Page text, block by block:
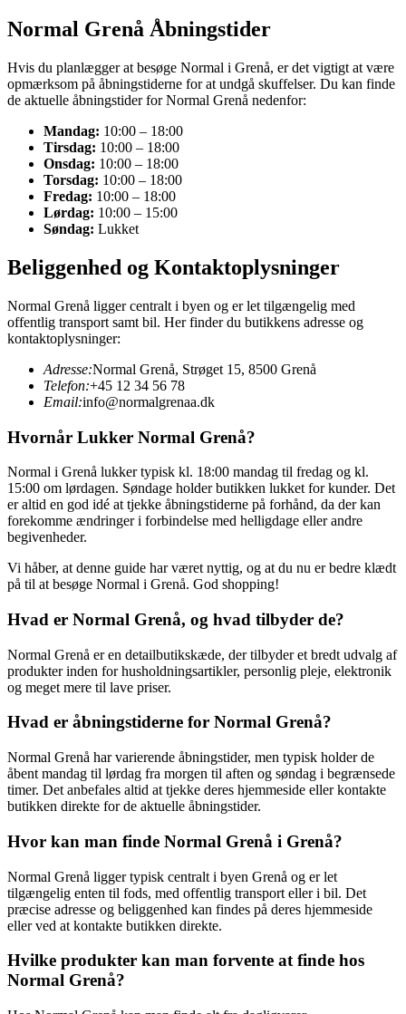
Normal Grenå Åbningstider
Hvis du planlægger at besøge Normal i Grenå, er det vigtigt at være
opmærksom på åbningstiderne for at undgå skuffelser. Du kan finde
de aktuelle åbningstider for Normal Grenå nedenfor:
Mandag: 10:00 – 18:00
Tirsdag: 10:00 – 18:00
Onsdag: 10:00 – 18:00
Torsdag: 10:00 – 18:00
Fredag: 10:00 – 18:00
Lørdag: 10:00 – 15:00
Søndag: Lukket
Beliggenhed og Kontaktoplysninger
Normal Grenå ligger centralt i byen og er let tilgængelig med
offentlig transport samt bil. Her finder du butikkens adresse og
kontaktoplysninger:
Adresse:Normal Grenå, Strøget 15, 8500 Grenå
Telefon:+45 12 34 56 78
Email:info@normalgrenaa.dk
Hvornår Lukker Normal Grenå?
Normal i Grenå lukker typisk kl. 18:00 mandag til fredag og kl.
15:00 om lørdagen. Søndage holder butikken lukket for kunder. Det
er altid en god idé at tjekke åbningstiderne på forhånd, da der kan
forekomme ændringer i forbindelse med helligdage eller andre
begivenheder.
Vi håber, at denne guide har været nyttig, og at du nu er bedre klædt
på til at besøge Normal i Grenå. God shopping!
Hvad er Normal Grenå, og hvad tilbyder de?
Normal Grenå er en detailbutikskæde, der tilbyder et bredt udvalg af
produkter inden for husholdningsartikler, personlig pleje, elektronik
og meget mere til lave priser.
Hvad er åbningstiderne for Normal Grenå?
Normal Grenå har varierende åbningstider, men typisk holder de
åbent mandag til lørdag fra morgen til aften og søndag i begrænsede
timer. Det anbefales altid at tjekke deres hjemmeside eller kontakte
butikken direkte for de aktuelle åbningstider.
Hvor kan man finde Normal Grenå i Grenå?
Normal Grenå ligger typisk centralt i byen Grenå og er let
tilgængelig enten til fods, med offentlig transport eller i bil. Det
præcise adresse og beliggenhed kan findes på deres hjemmeside
eller ved at kontakte butikken direkte.
Hvilke produkter kan man forvente at finde hos
Normal Grenå?